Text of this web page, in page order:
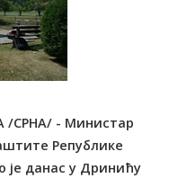
/СРНА/ - Министар
Републике
је данас у Дринићу